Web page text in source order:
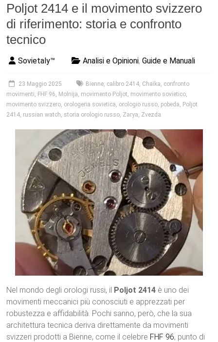
Poljot 2414 e il movimento svizzero
di riferimento: storia e confronto
tecnico
Sovietaly™ Analisi e Opinioni,Guide e Manuali
23 Maggio 2025 Bienne, calibro 2414, Chaika, confronto
movimenti, FHF 96, Molnija, movimento Poljot, movimento sovietico,
movimento svizzero, orologeria sovietica, orologio russo, pobeda, Poljot
2414, russian watch, storia orologio russo, Zarya, Zvezda
Nel mondo degli orologi russi, il Poljot 2414 è uno dei
movimenti meccanici più conosciuti e apprezzati per
robustezza e affidabilità. Pochi sanno, però, che la sua
architettura tecnica deriva direttamente da movimenti
svizzeri prodotti a Bienne, come il celebre FHF 96, punto di